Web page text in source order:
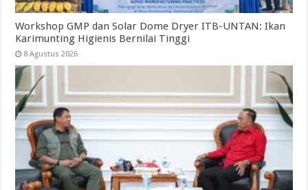
Workshop GMP dan Solar Dome Dryer ITB-UNTAN: Ikan
Karimunting Higienis Bernilai Tinggi
8 Agustus 2026